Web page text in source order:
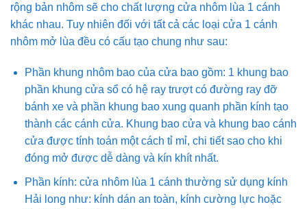
rộng bản nhôm sẽ cho chất lượng cửa nhôm lùa 1 cánh
khác nhau. Tuy nhiên đối với tất cả các loại cửa 1 cánh
nhôm mở lùa đều có cấu tạo chung như sau:
Phần khung nhôm bao của cửa bao gồm: 1 khung bao
phần khung cửa sổ có hệ ray trượt có đường ray đỡ
bánh xe và phần khung bao xung quanh phần kính tạo
thành các cánh cửa. Khung bao cửa và khung bao cánh
cửa được tính toán một cách tỉ mỉ, chi tiết sao cho khi
đóng mở được dễ dàng và kín khít nhất.
Phần kính: cửa nhôm lùa 1 cánh thường sử dụng kính
Hải long như: kính dán an toàn, kính cường lực hoặc